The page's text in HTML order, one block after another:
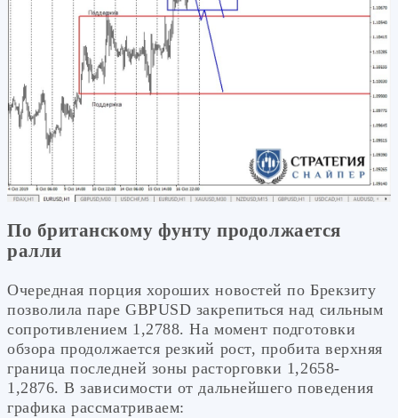
По британскому фунту продолжается
ралли
Очередная порция хороших новостей по Брекзиту
позволила паре GBPUSD закрепиться над сильным
сопротивлением 1,2788. На момент подготовки
обзора продолжается резкий рост, пробита верхняя
граница последней зоны расторговки 1,2658-
1,2876. В зависимости от дальнейшего поведения
графика рассматриваем: